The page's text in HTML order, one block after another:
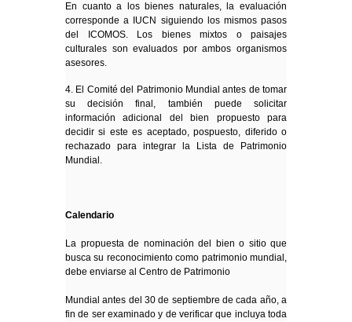
En cuanto a los bienes naturales, la evaluación
corresponde a IUCN siguiendo los mismos pasos
del ICOMOS. Los bienes mixtos o paisajes
culturales son evaluados por ambos organismos
asesores.
4. El Comité del Patrimonio Mundial antes de tomar
su decisión final, también puede solicitar
información adicional del bien propuesto para
decidir si este es aceptado, pospuesto, diferido o
rechazado para integrar la Lista de Patrimonio
Mundial.
Calendario
La propuesta de nominación del bien o sitio que
busca su reconocimiento como patrimonio mundial,
debe enviarse al Centro de Patrimonio
Mundial antes del 30 de septiembre de cada año, a
fin de ser examinado y de verificar que incluya toda